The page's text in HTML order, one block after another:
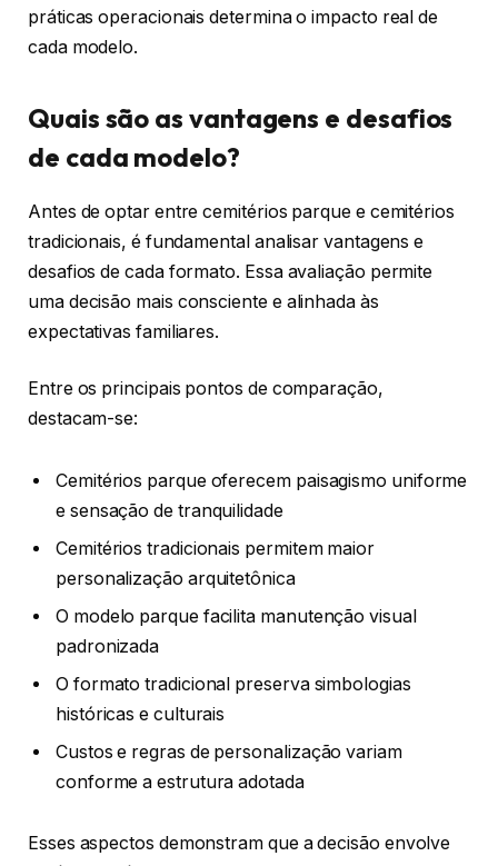
práticas operacionais determina o impacto real de
cada modelo.
Quais são as vantagens e desafios
de cada modelo?
Antes de optar entre cemitérios parque e cemitérios
tradicionais, é fundamental analisar vantagens e
desafios de cada formato. Essa avaliação permite
uma decisão mais consciente e alinhada às
expectativas familiares.
Entre os principais pontos de comparação,
destacam-se:
Cemitérios parque oferecem paisagismo uniforme
e sensação de tranquilidade
Cemitérios tradicionais permitem maior
personalização arquitetônica
O modelo parque facilita manutenção visual
padronizada
O formato tradicional preserva simbologias
históricas e culturais
Custos e regras de personalização variam
conforme a estrutura adotada
Esses aspectos demonstram que a decisão envolve